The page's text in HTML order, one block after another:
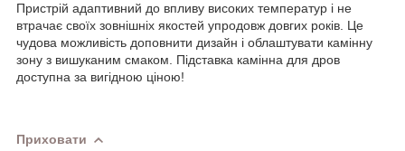
Пристрій адаптивний до впливу високих температур і не
втрачає своїх зовнішніх якостей упродовж довгих років. Це
чудова можливість доповнити дизайн і облаштувати камінну
зону з вишуканим смаком. Підставка камінна для дров
доступна за вигідною ціною!
Приховати